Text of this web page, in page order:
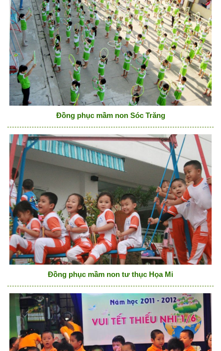
Đồng phục mầm non Sóc Trăng
Đồng phục mầm non tư thục Họa Mi